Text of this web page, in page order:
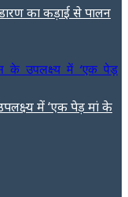
का कड़ाई से पालन
में ‘एक पेड़ मां के